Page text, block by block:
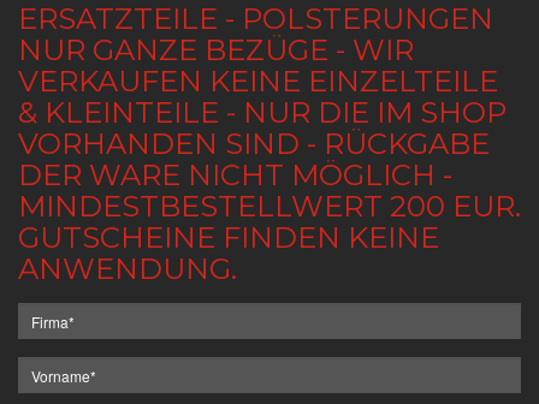
ERSATZTEILE - POLSTERUNGEN
NUR GANZE BEZÜGE - WIR
VERKAUFEN KEINE EINZELTEILE
& KLEINTEILE - NUR DIE IM SHOP
VORHANDEN SIND - RÜCKGABE
DER WARE NICHT MÖGLICH -
MINDESTBESTELLWERT 200 EUR.
GUTSCHEINE FINDEN KEINE
ANWENDUNG.